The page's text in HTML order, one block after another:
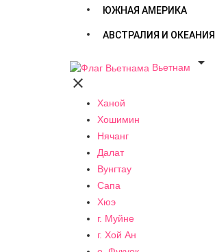
ЮЖНАЯ АМЕРИКА
АВСТРАЛИЯ И ОКЕАНИЯ
Вьетнам


Ханой
Хошимин
Нячанг
Далат
Вунгтау
Сапа
Хюэ
г. Муйне
г. Хой Ан